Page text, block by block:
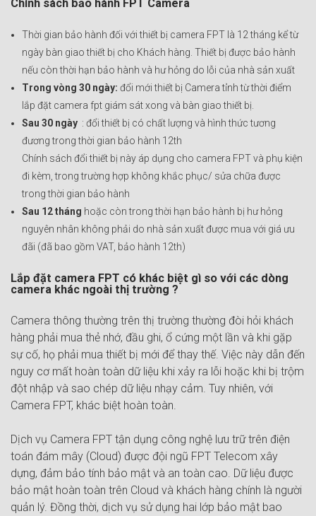
Chính sách bảo hành FPT Camera
Thời gian bảo hành đối với thiết bị camera FPT là 12 tháng kể từ
ngày bàn giao thiết bị cho Khách hàng. Thiết bị được bảo hành
nếu còn thời hạn bảo hành và hư hỏng do lỗi của nhà sản xuất
Trong vòng 30 ngày: đổi mới thiết bị Camera tỉnh từ thời điểm
lắp đặt camera fpt giám sát xong và bàn giao thiết bị.
Sau 30 ngày : đổi thiết bị có chất lượng và hình thức tương
đương trong thời gian bảo hành 12th
Chính sách đổi thiết bị này áp dụng cho camera FPT và phụ kiện
đi kèm, trong trường hợp không khắc phục/ sửa chữa được
trong thời gian bảo hành
Sau 12 tháng hoặc còn trong thời hạn bảo hành bị hư hỏng
nguyên nhân không phải do nhà sản xuất được mua với giá ưu
đãi (đã bao gồm VAT, bảo hành 12th)
Lắp đặt camera FPT có khác biệt gì so với các dòng
camera khác ngoài thị trường ?
Camera thông thường trên thị trường thường đòi hỏi khách
hàng phải mua thẻ nhớ, đầu ghi, ổ cứng một lần và khi gặp
sự cố, họ phải mua thiết bị mới để thay thế. Việc này dẫn đến
nguy cơ mất hoàn toàn dữ liệu khi xảy ra lỗi hoặc khi bị trộm
đột nhập và sao chép dữ liệu nhạy cảm. Tuy nhiên, với
Camera FPT, khác biệt hoàn toàn.
Dịch vụ Camera FPT tận dụng công nghệ lưu trữ trên điện
toán đám mây (Cloud) được đội ngũ FPT Telecom xây
dựng, đảm bảo tính bảo mật và an toàn cao. Dữ liệu được
bảo mật hoàn toàn trên Cloud và khách hàng chính là người
quản lý. Đồng thời, dịch vụ sử dụng hai lớp bảo mật bao
Đăng ký ngay
⏰ Đăng ký Internet hoặc Combo thể thao Ngày vàng –
Tặng Camera & 12 tháng Cloud miễn phí!